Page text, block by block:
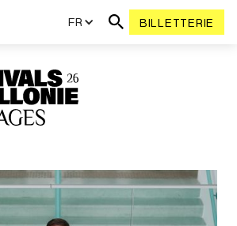
FR BILLETTERIE